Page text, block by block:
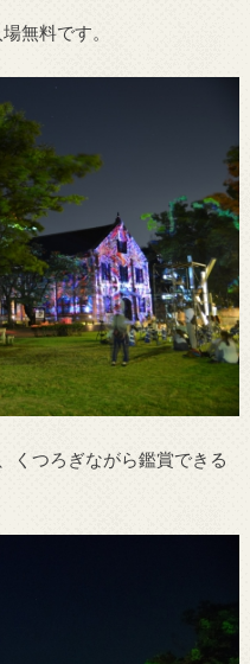
無料です。
くつろぎながら鑑賞できる